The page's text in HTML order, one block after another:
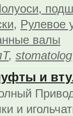
, Рулевое
валы
, stomatolog
и
и